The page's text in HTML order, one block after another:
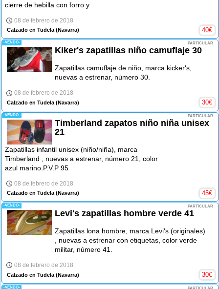
cierre de hebilla con forro y
08 de febrero de 2018
Calzado en Tudela (Navarra) 40€
-VENDO- PARTICULAR
Kiker's zapatillas niño camuflaje 30
Zapatillas camuflaje de niño, marca kicker's,
nuevas a estrenar, número 30.
08 de febrero de 2018
Calzado en Tudela (Navarra) 30€
-VENDO- PARTICULAR
Timberland zapatos niño niña unisex
21
Zapatillas infantil unisex (niño/niña), marca
Timberland , nuevas a estrenar, número 21, color
azul marino.P.V.P 95
08 de febrero de 2018
Calzado en Tudela (Navarra) 45€
-VENDO- PARTICULAR
Levi's zapatillas hombre verde 41
Zapatillas lona hombre, marca Levi's (originales)
, nuevas a estrenar con etiquetas, color verde
militar, número 41.
08 de febrero de 2018
Calzado en Tudela (Navarra) 30€
-VENDO- PARTICULAR